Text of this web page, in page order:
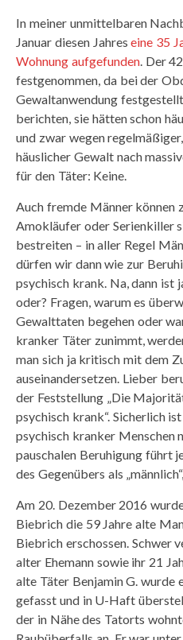
In meiner unmittelbaren
Januar diesen Jahreseine 35
Wohnung aufgefunden. Der
festgenommen, da bei der
Gewaltanwendung
berichten, sie hätten schon
und zwar wegen
häuslicher Gewalt nach
für den Täter: Keine.
Auch fremde Männer können
Amokläufer oder Serienkiller
bestreiten – in aller Regel
dürfen wir dann wie zur
psychisch krank. Na, dann ist
oder? Fragen, warum es
Gewalttaten begehen oder
kranker Täter zunimmt,
man sich ja kritisch mit dem
auseinandersetzen. Lieber
der Feststellung „Die
psychisch krank“. Sicherlich
psychisch kranker Menschen
pauschalen Beruhigung führt
des Gegenübers als
Am 20. Dezember 2016
Biebrich die 59 Jahre alte
Biebrich erschossen. Schwer
alter Ehemann sowie ihr 21
alte Täter Benjamin G. wurde
gefasst und in U-Haft
der in Nähe des Tatorts